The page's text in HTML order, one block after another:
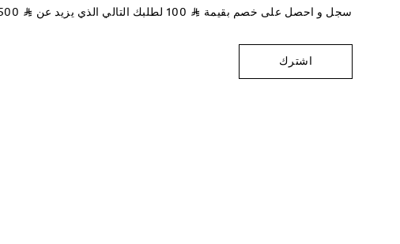
سجل و احصل على خصم بقيمة ⃁ لطلبك التالي الذي يزيد عن ⃁
اشترك